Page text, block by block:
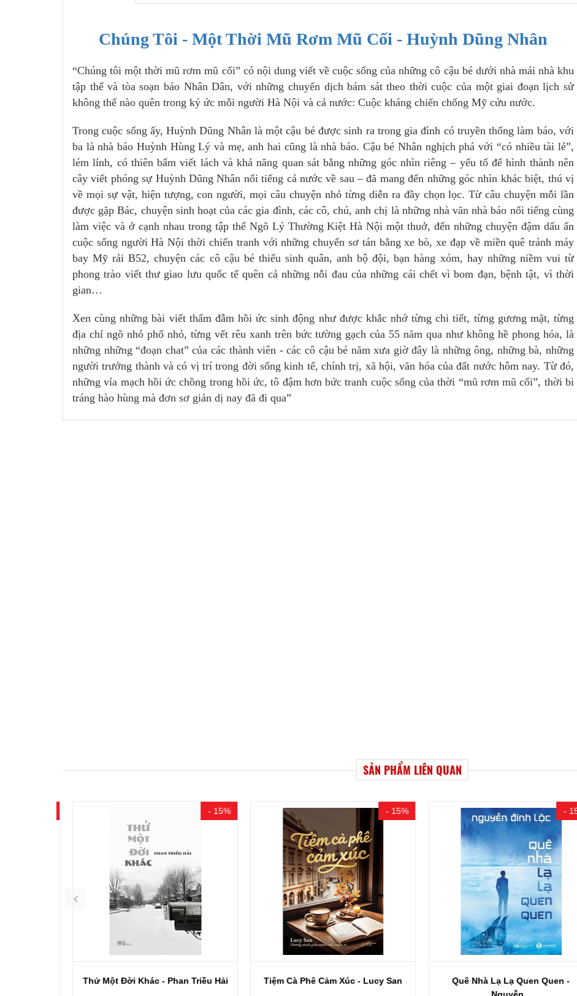
Chúng Tôi - Một Thời Mũ Rơm Mũ Cối - Huỳnh Dũng Nhân
“Chúng tôi một thời mũ rơm mũ cối” có nội dung viết về cuộc sống của những cô cậu bé dưới nhà mái nhà khu
tập thể và tòa soạn báo Nhân Dân, với những chuyển dịch bám sát theo thời cuộc của một giai đoạn lịch sử
không thể nào quên trong ký ức mỗi người Hà Nội và cả nước: Cuộc kháng chiến chống Mỹ cứu nước.
Trong cuộc sống ấy, Huỳnh Dũng Nhân là một cậu bé được sinh ra trong gia đình có truyền thống làm báo, với
ba là nhà báo Huỳnh Hùng Lý và mẹ, anh hai cũng là nhà báo. Cậu bé Nhân nghịch phá với “có nhiều tài lẻ”,
lém lỉnh, có thiên bẩm viết lách và khả năng quan sát bằng những góc nhìn riêng – yếu tố để hình thành nên
cây viết phóng sự Huỳnh Dũng Nhân nổi tiếng cả nước về sau – đã mang đến những góc nhìn khác biệt, thú vị
về mọi sự vật, hiện tượng, con người, mọi câu chuyện nhỏ từng diễn ra đầy chọn lọc. Từ câu chuyện mỗi lần
được gặp Bác, chuyện sinh hoạt của các gia đình, các cô, chú, anh chị là những nhà văn nhà báo nổi tiếng cùng
làm việc và ở cạnh nhau trong tập thể Ngõ Lý Thường Kiệt Hà Nội một thuở, đến những chuyện đậm dấu ấn
cuộc sống người Hà Nội thời chiến tranh với những chuyến sơ tán bằng xe bò, xe đạp về miền quê tránh máy
bay Mỹ rải B52, chuyện các cô cậu bé thiếu sinh quân, anh bộ đội, bạn hàng xóm, hay những niềm vui từ
phong trào viết thư giao lưu quốc tế quên cả những nỗi đau của những cái chết vì bom đạn, bệnh tật, vì thời
gian…
Xen cùng những bài viết thấm đẫm hồi ức sinh động như được khắc nhớ từng chi tiết, từng gương mặt, từng
địa chỉ ngõ nhỏ phố nhỏ, từng vết rêu xanh trên bức tường gạch của 55 năm qua như không hề phong hóa, là
những những “đoạn chat” của các thành viên - các cô cậu bé năm xưa giờ đây là những ông, những bà, những
người trưởng thành và có vị trí trong đời sống kinh tế, chính trị, xã hội, văn hóa của đất nước hôm nay. Từ đó,
những vỉa mạch hồi ức chồng trong hồi ức, tô đậm hơn bức tranh cuộc sống của thời “mũ rơm mũ cối”, thời bi
tráng hào hùng mà đơn sơ giản dị nay đã đi qua”
SẢN PHẨM LIÊN QUAN
- 15%
Thử Một Đời Khác - Phan Triều Hải
- 15%
Tiệm Cà Phê Cảm Xúc - Lucy San
- 15%
Quê Nhà Lạ Lạ Quen Quen -